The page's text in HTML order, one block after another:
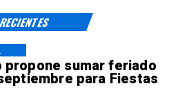
propone sumar feriado
para Fiestas